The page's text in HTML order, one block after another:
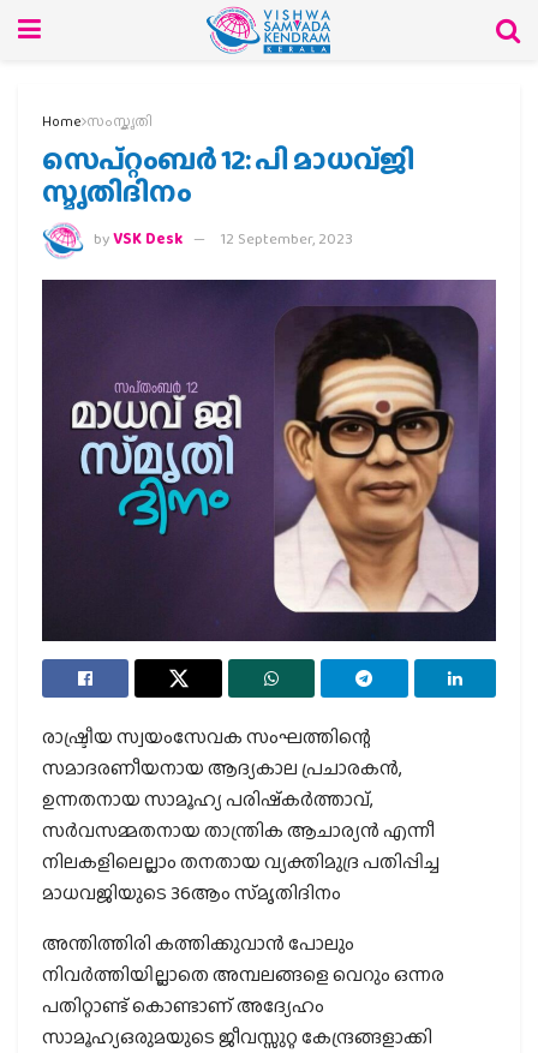
Home സംസ്കൃതി
സെപ്റ്റംബർ 12: പി മാധവ്ജി
സ്മൃതിദിനം
byVSK Desk 12 September, 2023
രാഷ്ട്രീയ സ്വയംസേവക സംഘത്തിന്റെ
സമാദരണീയനായ ആദ്യകാല പ്രചാരകൻ,
ഉന്നതനായ സാമൂഹ്യ പരിഷ്‌കർത്താവ്,
സർവസമ്മതനായ താന്ത്രിക ആചാര്യൻ എന്നീ
നിലകളിലെല്ലാം തനതായ വ്യക്തിമുദ്ര പതിപ്പിച്ച
മാധവജിയുടെ 36ആം സ്‌മൃതിദിനം
അന്തിത്തിരി കത്തിക്കുവാൻ പോലും
നിവർത്തിയില്ലാതെ അമ്പലങ്ങളെ വെറും ഒന്നര
പതിറ്റാണ്ട് കൊണ്ടാണ് അദ്യേഹം
സാമൂഹ്യഒരുമയുടെ ജീവസ്സുറ്റ കേന്ദ്രങ്ങളാക്കി